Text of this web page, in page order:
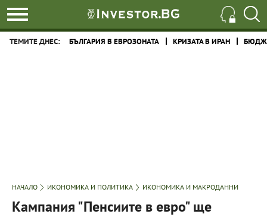
ТЕМИТЕ ДНЕС: БЪЛГАРИЯ В ЕВРОЗОНАТА КРИЗАТА В ИРАН
НАЧАЛО ИКОНОМИКА И ПОЛИТИКА ИКОНОМИКА И МАКРОДАННИ
Кампания "Пенсиите в евро" ще